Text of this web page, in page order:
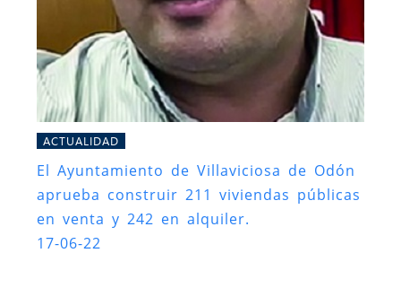
ACTUALIDAD
El Ayuntamiento de Villaviciosa de Odón
aprueba construir 211 viviendas públicas
en venta y 242 en alquiler.
17-06-22